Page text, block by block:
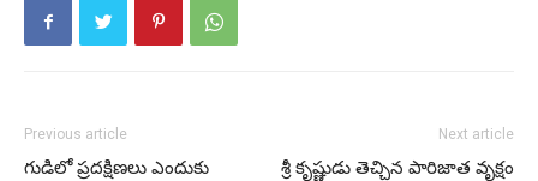
Previous article
గుడిలో ప్రదక్షిణలు ఎందుకు
Next article
శ్రీ కృష్ణుడు తెచ్చిన పారిజాత వృక్షం